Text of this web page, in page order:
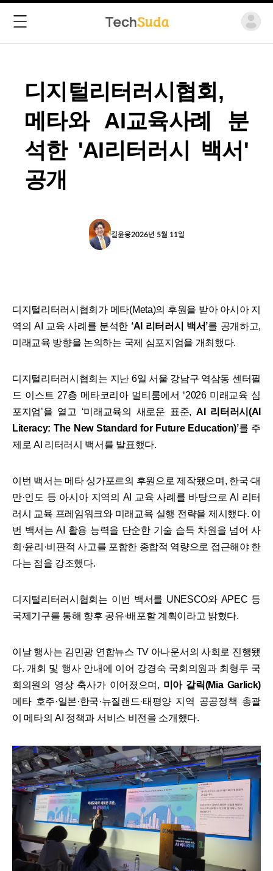
디지털리터러시협회,
메타와 AI교육사례 분
석한 'AI리터러시 백서'
공개
길윤웅2026년 5월 11일
디지털리터러시협회가 메타(Meta)의 후원을 받아 아시아 지
역의 AI 교육 사례를 분석한 ‘AI 리터러시 백서’를 공개하고,
미래교육 방향을 논의하는 국제 심포지엄을 개최했다.​
디지털리터러시협회는 지난 6일 서울 강남구 역삼동 센터필
드 이스트 27층 메타코리아 멀티룸에서 ‘2026 미래교육 심
포지엄’을 열고 ‘미래교육의 새로운 표준, AI 리터러시(AI
Literacy: The New Standard for Future Education)’를 주
제로 AI 리터러시 백서를 발표했다.
이번 백서는 메타 싱가포르의 후원으로 제작됐으며, 한국·대
만·인도 등 아시아 지역의 AI 교육 사례를 바탕으로 AI 리터
러시 교육 프레임워크와 미래교육 실행 전략을 제시했다. 이
번 백서는 AI 활용 능력을 단순한 기술 습득 차원을 넘어 사
회·윤리·비판적 사고를 포함한 종합적 역량으로 접근해야 한
다는 점을 강조했다.
​디지털리터러시협회는 이번 백서를 UNESCO와 APEC 등
국제기구를 통해 향후 공유·배포할 계획이라고 밝혔다.
​이날 행사는 김민광 연합뉴스 TV 아나운서의 사회로 진행됐
다. 개회 및 행사 안내에 이어 강경숙 국회의원과 최형두 국
회의원의 영상 축사가 이어졌으며, 미아 갈릭(Mia Garlick)
메타 호주·일본·한국·뉴질랜드·태평양 지역 공공정책 총괄
이 메타의 AI 정책과 서비스 비전을 소개했다.​